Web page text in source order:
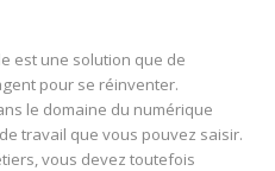
est une solution que de
pour se réinventer.
le domaine du numérique
travail que vous pouvez saisir.
vous devez toutefois